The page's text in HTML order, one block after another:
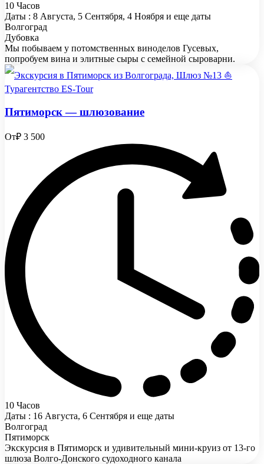
10 Часов
Даты : 8 Августа, 5 Сентября, 4 Ноября и еще даты
Волгоград
Дубовка
Мы побываем у потомственных виноделов Гусевых,
попробуем вина и элитные сыры с семейной сыроварни.
Пятиморск — шлюзование
От₽ 3 500
10 Часов
Даты : 16 Августа, 6 Сентября и еще даты
Волгоград
Пятиморск
Экскурсия в Пятиморск и удивительный мини-круиз от 13-го
шлюза Волго-Донского судоходного канала